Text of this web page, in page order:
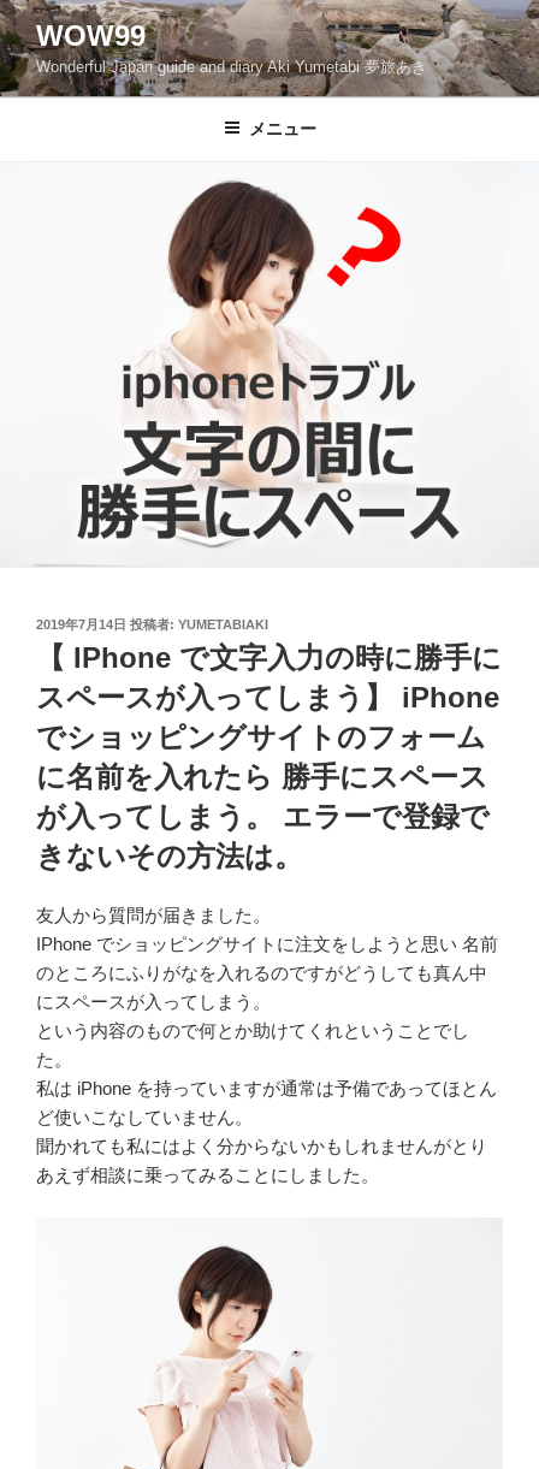
コ
ン
テ
ン
WOW99
Wonderful Japan guide and diary Aki Yumetabi 夢旅あき
メニュー
投
2019年7月14日 投稿者: YUMETABIAKI
【 IPhone で文字入力の時に勝手に
スペースが入ってしまう】 iPhone
でショッピングサイトのフォーム
に名前を入れたら 勝手にスペース
が入ってしまう。 エラーで登録で
きないその方法は。
友人から質問が届きました。
IPhone でショッピングサイトに注文をしようと思い 名前
のところにふりがなを入れるのですがどうしても真ん中
にスペースが入ってしまう。
という内容のもので何とか助けてくれということでし
た。
私は iPhone を持っていますが通常は予備であってほとん
ど使いこなしていません。
聞かれても私にはよく分からないかもしれませんがとり
あえず相談に乗ってみることにしました。